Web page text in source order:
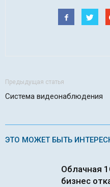
Предыдущая статья
Система видеонаблюдения
ЭТО МОЖЕТ БЫТЬ
Облачная
бизнес